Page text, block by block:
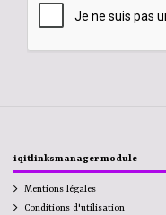
iqitlinksmanager module
Mentions légales
Conditions d'utilisation